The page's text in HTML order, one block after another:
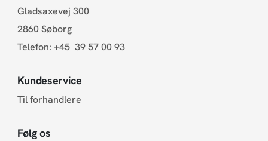
Gladsaxevej 300
2860 Søborg
Telefon: +45 39 57 00 93
Kundeservice
Til forhandlere
Følg os